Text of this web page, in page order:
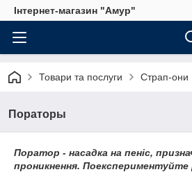
Інтернет-магазин "Амур"
Товари та послуги Страп-они
Пораторы
Поратор - насадка на пеніс,
проникнення. Поекспериментуйте